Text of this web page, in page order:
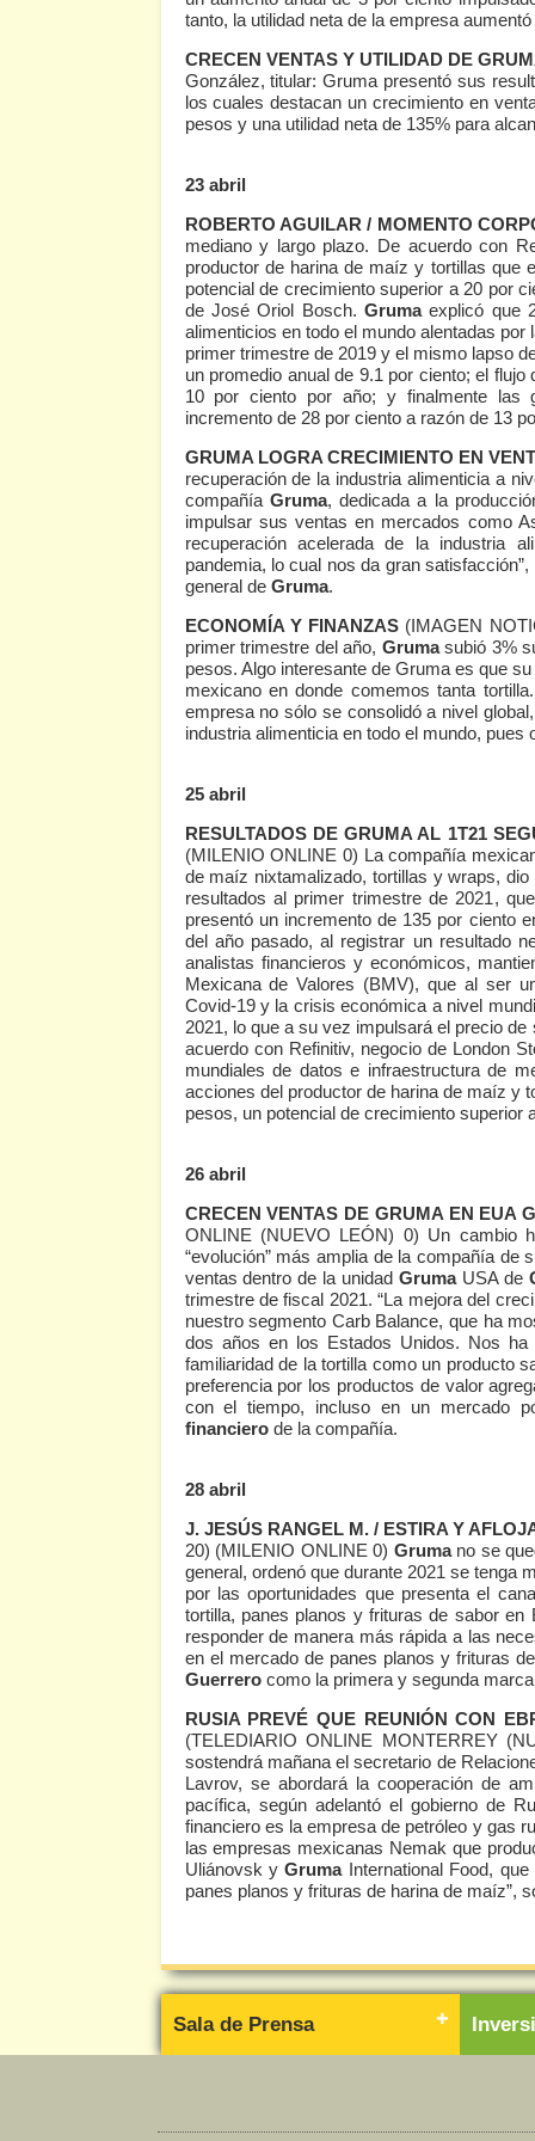
tanto, la utilidad neta de la empresa
CRECEN VENTAS Y UTILIDAD DE
González, titular: Gruma presentó sus
los cuales destacan un crecimiento en
pesos y una utilidad neta de 135% para
23 abril
ROBERTO AGUILAR / MOMENTO
mediano y largo plazo. De acuerdo con
productor de harina de maíz y tortillas que
potencial de crecimiento superior a 20 por
de José Oriol Bosch. Grumaexplicó que
alimenticios en todo el mundo alentadas
primer trimestre de 2019 y el mismo lapso
un promedio anual de 9.1 por ciento; el
10 por ciento por año; y finalmente las
incremento de 28 por ciento a razón de 13
GRUMA LOGRA CRECIMIENTO EN
recuperación de la industria alimenticia a
compañía Gruma, dedicada a la
impulsar sus ventas en mercados como
recuperación acelerada de la industria
pandemia, lo cual nos da gran
general de Gruma.
ECONOMÍA Y FINANZAS (IMAGEN
primer trimestre del año, Grumasubió 3%
pesos. Algo interesante de Gruma es que
mexicano en donde comemos tanta
empresa no sólo se consolidó a nivel
industria alimenticia en todo el mundo,
25 abril
RESULTADOS DE GRUMA AL 1T21
(MILENIO ONLINE 0) La compañía
de maíz nixtamalizado, tortillas y wraps,
resultados al primer trimestre de 2021,
presentó un incremento de 135 por ciento
del año pasado, al registrar un resultado
analistas financieros y económicos,
Mexicana de Valores (BMV), que al ser
Covid-19 y la crisis económica a nivel
2021, lo que a su vez impulsará el precio
acuerdo con Refinitiv, negocio de London
mundiales de datos e infraestructura de
acciones del productor de harina de maíz y
pesos, un potencial de crecimiento superior
26 abril
CRECEN VENTAS DE GRUMA EN EUA
ONLINE (NUEVO LEÓN) 0) Un cambio
“evolución” más amplia de la compañía
ventas dentro de la unidad Gruma USA de
trimestre de fiscal 2021. “La mejora del
nuestro segmento Carb Balance, que ha
dos años en los Estados Unidos. Nos
familiaridad de la tortilla como un producto
preferencia por los productos de valor
con el tiempo, incluso en un mercado
financierode la compañía.
28 abril
J. JESÚS RANGEL M. / ESTIRA Y
20) (MILENIO ONLINE 0) Gruma no se
general, ordenó que durante 2021 se tenga
por las oportunidades que presenta el
tortilla, panes planos y frituras de sabor
responder de manera más rápida a las
en el mercado de panes planos y frituras
Guerrero como la primera y segunda
RUSIA PREVÉ QUE REUNIÓN CON
(TELEDIARIO ONLINE MONTERREY
sostendrá mañana el secretario de
Lavrov, se abordará la cooperación de
pacífica, según adelantó el gobierno de
financiero es la empresa de petróleo y gas
las empresas mexicanas Nemak que
Uliánovsk yGruma International Food,
panes planos y frituras de harina de maíz”,
Sala de Prensa